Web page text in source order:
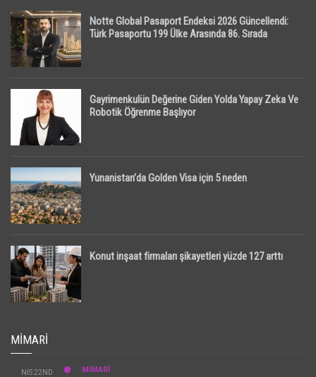
Notte Global Pasaport Endeksi 2026 Güncellendi:
Türk Pasaportu 199 Ülke Arasında 86. Sırada
Gayrimenkulün Değerine Giden Yolda Yapay Zeka Ve
Robotik Öğrenme Başlıyor
Yunanistan’da Golden Visa için 5 neden
Konut inşaat firmaları şikayetleri yüzde 127 arttı
MIMARI
NIS 22ND
MİMARİ